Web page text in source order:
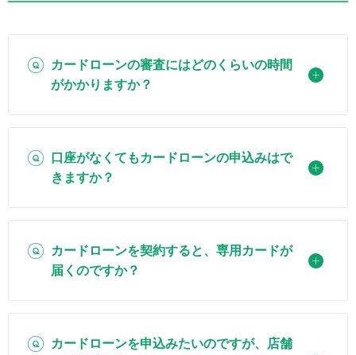
カードローンの審査にはどのくらいの時間
がかかりますか？
口座がなくてもカードローンの申込みはで
きますか？
カードローンを契約すると、専用カードが
届くのですか？
カードローンを申込みたいのですが、店舗